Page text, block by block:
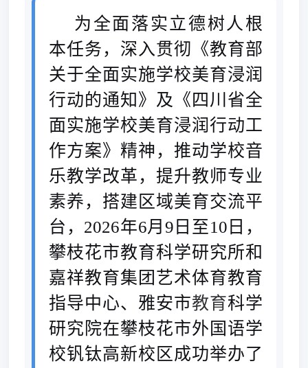
为全面落实立德树人根
本任务，深入贯彻《教育部
关于全面实施学校美育浸润
行动的通知》及《四川省全
面实施学校美育浸润行动工
作方案》精神，推动学校音
乐教学改革，提升教师专业
素养，搭建区域美育交流平
台，2026年6月9日至10日，
攀枝花市教育科学研究所和
嘉祥教育集团艺术体育教育
指导中心、雅安市教育科学
研究院在攀枝花市外国语学
校钒钛高新校区成功举办了